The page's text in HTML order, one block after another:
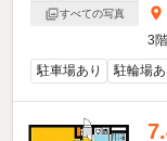
すべての写真
3
駐車場あり
駐輪場あ